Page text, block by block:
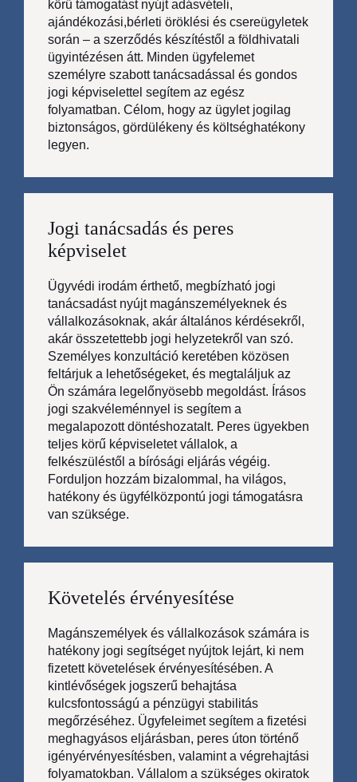
körű támogatást nyújt adásvételi,
ajándékozási,bérleti öröklési és csereügyletek
során – a szerződés készítéstől a földhivatali
ügyintézésen átt. Minden ügyfelemet
személyre szabott tanácsadással és gondos
jogi képviselettel segítem az egész
folyamatban. Célom, hogy az ügylet jogilag
biztonságos, gördülékeny és költséghatékony
legyen.
Jogi tanácsadás és peres
képviselet
Ügyvédi irodám érthető, megbízható jogi
tanácsadást nyújt magánszemélyeknek és
vállalkozásoknak, akár általános kérdésekről,
akár összetettebb jogi helyzetekről van szó.
Személyes konzultáció keretében közösen
feltárjuk a lehetőségeket, és megtaláljuk az
Ön számára legelőnyösebb megoldást. Írásos
jogi szakvéleménnyel is segítem a
megalapozott döntéshozatalt. Peres ügyekben
teljes körű képviseletet vállalok, a
felkészüléstől a bírósági eljárás végéig.
Forduljon hozzám bizalommal, ha világos,
hatékony és ügyfélközpontú jogi támogatásra
van szüksége.
Követelés érvényesítése
Magánszemélyek és vállalkozások számára is
hatékony jogi segítséget nyújtok lejárt, ki nem
fizetett követelések érvényesítésében. A
kintlévőségek jogszerű behajtása
kulcsfontosságú a pénzügyi stabilitás
megőrzéséhez. Ügyfeleimet segítem a fizetési
meghagyásos eljárásban, peres úton történő
igényérvényesítésben, valamint a végrehajtási
folyamatokban. Vállalom a szükséges okiratok